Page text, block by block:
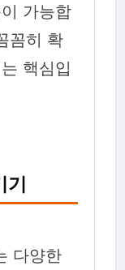
가능합
꼼히 확
핵심입
다양한